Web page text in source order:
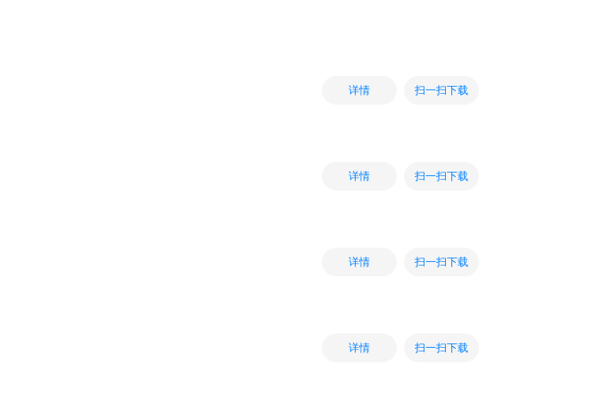
详情 扫一扫下载
详情 扫一扫下载
详情 扫一扫下载
详情 扫一扫下载